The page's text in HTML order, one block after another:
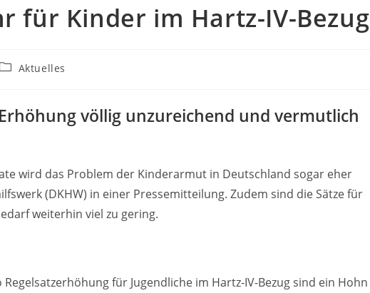
für Kinder im Hartz-IV-Bezug
Beitrags-
Aktuelles
völlig unzureichend und vermutlich
wird das Problem der Kinderarmut in Deutschland sogar eher
(DKHW) in einer Pressemitteilung. Zudem sind die Sätze für
weiterhin viel zu gering.
für Jugendliche im Hartz-IV-Bezug sind ein Hohn